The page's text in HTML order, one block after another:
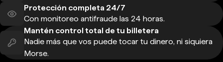
Protección completa 24/7
Con monitoreo antifraude las 24 horas.
Mantén control total de tu billetera
Nadie más que vos puede tocar tu dinero, ni siquiera
Morse.